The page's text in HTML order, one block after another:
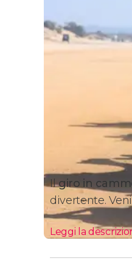
Ilgiro in
divertente.
Leggi la